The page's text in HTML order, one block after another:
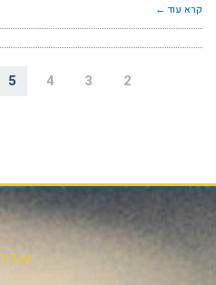
קרא עוד ←
2
3
4
5